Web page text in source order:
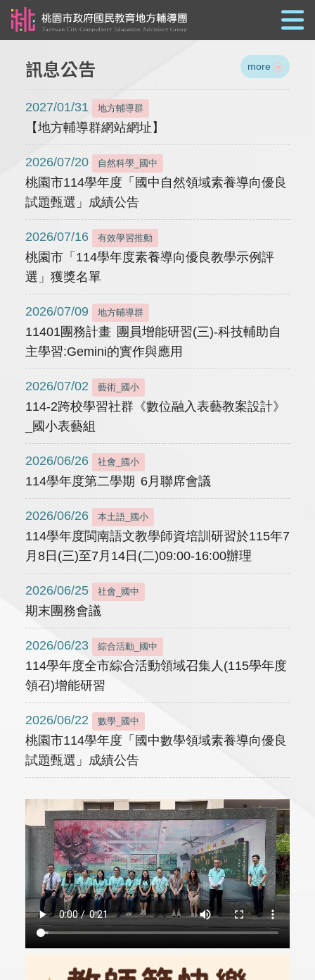
訊息公告 more
2027/01/31 地方輔導群
【地方輔導群網站網址】
2026/07/20 自然科學_國中
桃園市114學年度「國中自然領域素養導向優良
試題甄選」成績公告
2026/07/16 有效學習推動
桃園市「114學年度素養導向優良教學示例評
選」獲獎名單
2026/07/09 地方輔導群
11401團務計畫 團員增能研習(三)-科技輔助自
主學習:Gemini的實作與應用
2026/07/02 藝術_國小
114-2跨校學習社群《數位融入表藝教案設計》
_國小表藝組
2026/06/26 社會_國小
114學年度第二學期 6月聯席會議
2026/06/26 本土語_國小
114學年度閩南語文教學師資培訓研習於115年7
月8日(三)至7月14日(二)09:00-16:00辦理
2026/06/25 社會_國中
期末團務會議
2026/06/23 綜合活動_國中
114學年度全市綜合活動領域召集人(115學年度
領召)增能研習
2026/06/22 數學_國中
桃園市114學年度「國中數學領域素養導向優良
試題甄選」成績公告